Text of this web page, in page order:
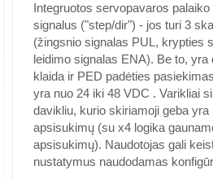
Integruotos servopavaros
signalus ("step/dir") - jos turi 3
(žingsnio signalas PUL, krypties
leidimo signalas ENA). Be to, yra
klaida ir PED padėties
yra nuo 24 iki 48 VDC . Varikliai
davikliu, kurio skiriamoji geba yra
apsisukimų (su x4 logika
apsisukimų). Naudotojas gali
nustatymus naudodamas